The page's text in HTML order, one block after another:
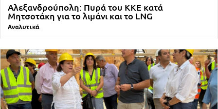
Αλεξανδρούπολη: Πυρά του ΚΚΕ κατά
Μητσοτάκη για το λιμάνι και το LNG
Αναλυτικά